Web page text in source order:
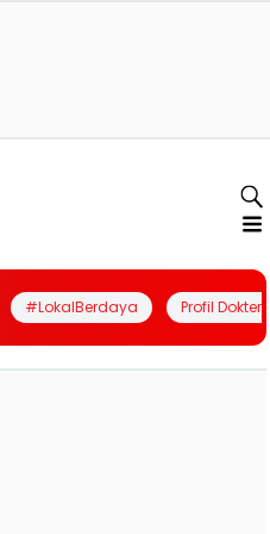
#LokalBerdaya Profil Dokter